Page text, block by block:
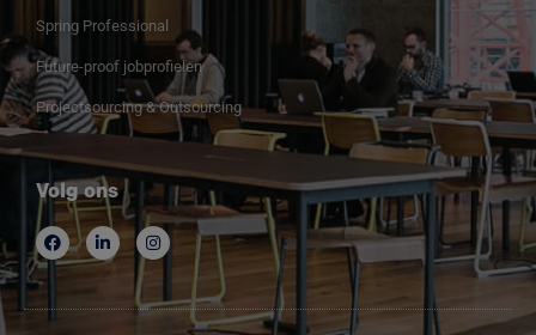
Spring Professional
Future-proof jobprofielen
Projectsourcing & Outsourcing
Volg ons